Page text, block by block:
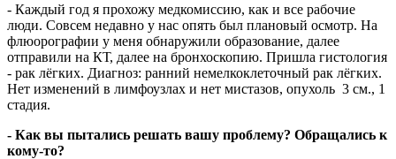
- Каждый год я прохожу медкомиссию, как и все рабочие
люди. Совсем недавно у нас опять был плановый осмотр. На
флюорографии у меня обнаружили образование, далее
отправили на КТ, далее на бронхоскопию. Пришла гистология
- рак лёгких. Диагноз: ранний немелкоклеточный рак лёгких.
Нет изменений в лимфоузлах и нет мистазов, опухоль 3 см., 1
стадия.
- Как вы пытались решать вашу проблему? Обращались к
кому-то?